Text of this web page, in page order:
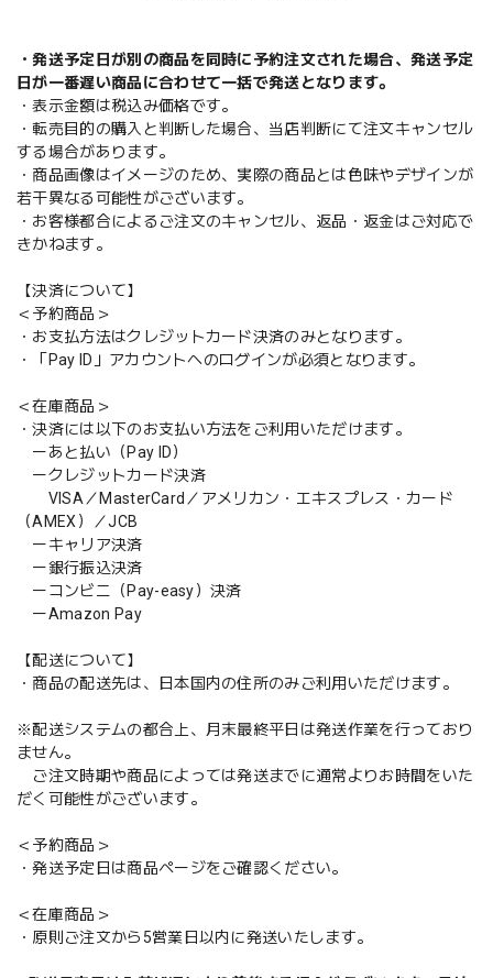
・発送予定日が別の商品を同時に予約注文された場合、発送予定
日が一番遅い商品に合わせて一括で発送となります。
・表示金額は税込み価格です。
・転売目的の購入と判断した場合、当店判断にて注文キャンセル
する場合があります。
・商品画像はイメージのため、実際の商品とは色味やデザインが
若干異なる可能性がございます。
・お客様都合によるご注文のキャンセル、返品・返金はご対応で
きかねます。
【決済について】
＜予約商品＞
・お支払方法はクレジットカード決済のみとなります。
・「Pay ID」アカウントへのログインが必須となります。
＜在庫商品＞
・決済には以下のお支払い方法をご利用いただけます。
ーあと払い（Pay ID）
ークレジットカード決済
VISA／MasterCard／アメリカン・エキスプレス・カード
（AMEX）／JCB
ーキャリア決済
ー銀行振込決済
ーコンビニ（Pay-easy）決済
ーAmazon Pay
【配送について】
・商品の配送先は、日本国内の住所のみご利用いただけます。
※配送システムの都合上、月末最終平日は発送作業を行っており
ません。
ご注文時期や商品によっては発送までに通常よりお時間をいた
だく可能性がございます。
＜予約商品＞
・発送予定日は商品ページをご確認ください。
＜在庫商品＞
・原則ご注文から5営業日以内に発送いたします。